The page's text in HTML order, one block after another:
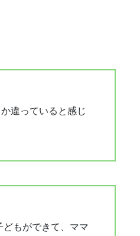
違っていると感じ
もができて、ママ